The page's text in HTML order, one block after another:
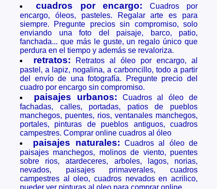
cuadros por encargo:
Cuadros por
encargo, óleos, pasteles. Regalar arte es para
siempre. Pregunte precios sin compromiso, solo
enviando una foto del paisaje, barco, patio,
fanchada... que más le guste, un regalo único que
perdura en el tiempo y además se revaloriza.
retratos:
Retratos al óleo por encargo, al
pastel, a lapiz, nogalina, a carboncillo, todo a partir
del envío de una fotografía. Pregunte precio del
cuadro por encargo sin compromiso.
paisajes urbanos:
Cuadros al óleo de
fachadas, calles, portadas, patios de pueblos
manchegos, puentes, rios, ventanales manchegos,
portales, pinturas de pueblos antiguos, cuadros
campestres. Comprar online cuadros al óleo
paisajes naturales: Cuadros al óleo de
paisajes manchegos, molinos de viento, puentes
sobre rios, atardeceres, arboles, lagos, norias,
nevados, paisajes primaverales, cuadros
campestres al oleo, cuadros nevados en acrilico,